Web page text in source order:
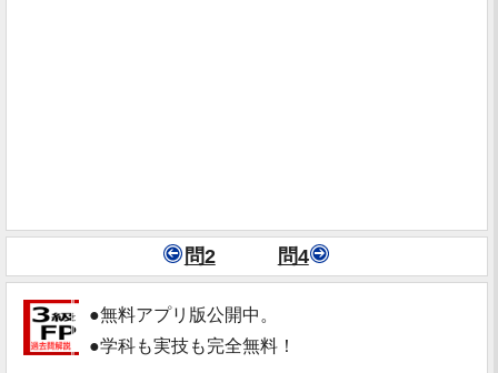
問2 問4
●無料アプリ版公開中。
●学科も実技も完全無料！